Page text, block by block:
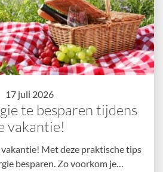
17 juli 2026
te besparen tijdens
vakantie!
Met deze praktische tips
besparen. Zo voorkom je…